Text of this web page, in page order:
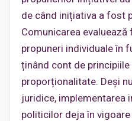
de când inițiativa a fost
Comunicarea
propuneri individuale în
ținând cont de
proporționalitate. Deși
juridice, implementarea
politicilor deja în